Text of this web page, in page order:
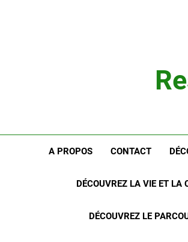
A PROPOS CONTACT
DÉCOUVREZ LA VIE ET LA
DÉCOUVREZ LE